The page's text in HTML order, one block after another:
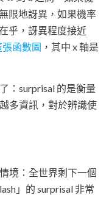
限地訝異，如果機率
乎，訝異程度接近
張函數圖 ，其中 x 軸是
：surprisal 的是衡量
多資訊，對於辨識使
境：全世界剩下一個
」的 surprisal 非常